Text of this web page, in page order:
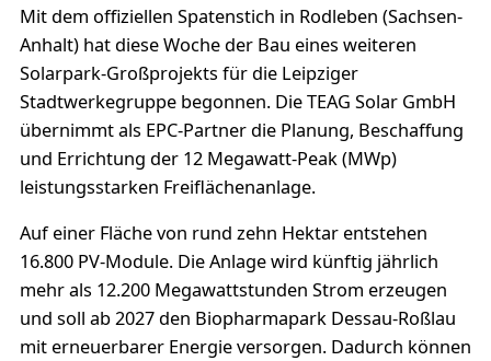
Mit dem offiziellen Spatenstich in Rodleben (Sachsen-
Anhalt) hat diese Woche der Bau eines weiteren
Solarpark-Großprojekts für die Leipziger
Stadtwerkegruppe begonnen. Die TEAG Solar GmbH
übernimmt als EPC-Partner die Planung, Beschaffung
und Errichtung der 12 Megawatt-Peak (MWp)
leistungsstarken Freiflächenanlage.
Auf einer Fläche von rund zehn Hektar entstehen
16.800 PV-Module. Die Anlage wird künftig jährlich
mehr als 12.200 Megawattstunden Strom erzeugen
und soll ab 2027 den Biopharmapark Dessau-Roßlau
mit erneuerbarer Energie versorgen. Dadurch können